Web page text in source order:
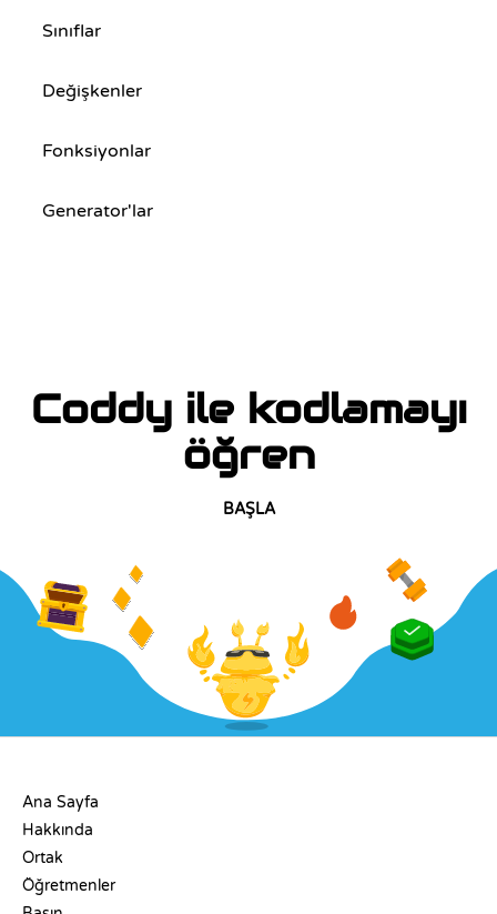
Sınıflar
Değişkenler
Fonksiyonlar
Generator'lar
Coddy ile kodlamayı
öğren
BAŞLA
Ana Sayfa
Hakkında
Ortak
Öğretmenler